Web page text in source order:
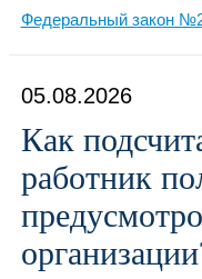
Федеральный закон
05.08.2026
Как
работник